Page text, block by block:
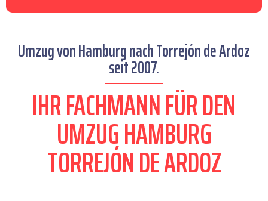
Umzug von Hamburg nach Torrejón de Ardoz
seit 2007.
IHR FACHMANN FÜR DEN
UMZUG HAMBURG
TORREJÓN DE ARDOZ